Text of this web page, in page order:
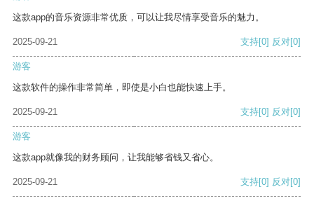
这款app的音乐资源非常优质，可以让我尽情享受音乐的魅力。
2025-09-21 支持[0] 反对[0]
游客
这款软件的操作非常简单，即使是小白也能快速上手。
2025-09-21 支持[0] 反对[0]
游客
这款app就像我的财务顾问，让我能够省钱又省心。
2025-09-21 支持[0] 反对[0]